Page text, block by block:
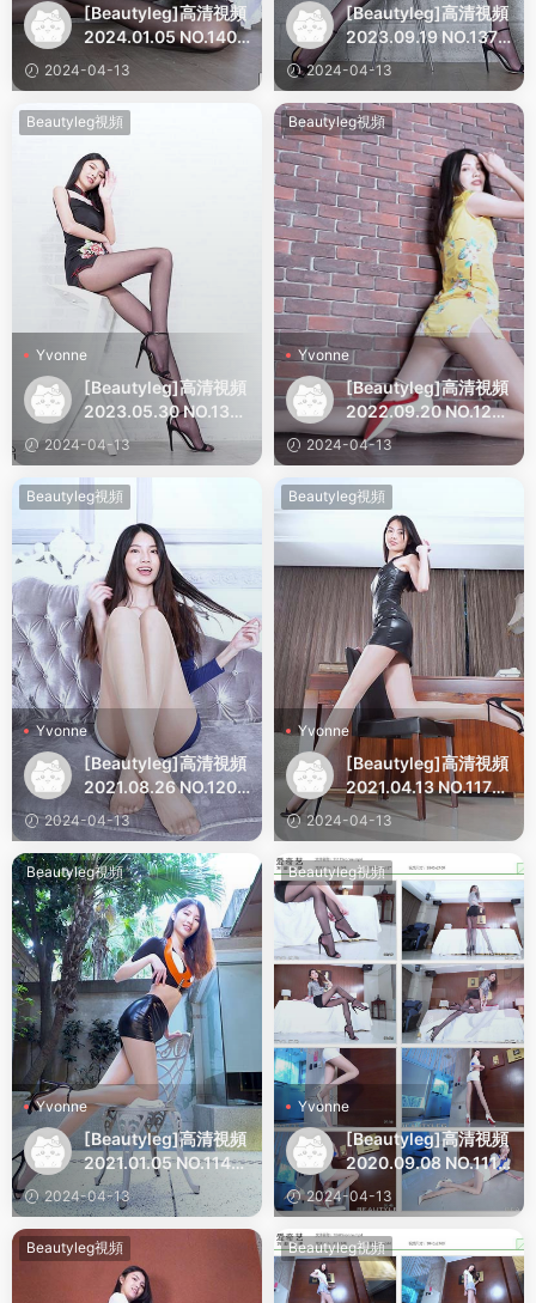
[Beautyleg]高清視頻
2024.01.05 NO.1402
Yvonne
2024-04-13
[Beautyleg]高清視頻
2023.09.19 NO.1378
Yvonne
2024-04-13
Beautyleg視頻
Yvonne
[Beautyleg]高清視頻
2023.05.30 NO.135
2 Yvonne
2024-04-13
Beautyleg視頻
Yvonne
[Beautyleg]高清視頻
2022.09.20 NO.129
5 Yvonne
2024-04-13
Beautyleg視頻
Yvonne
[Beautyleg]高清視頻
2021.08.26 NO.1209
Yvonne
2024-04-13
Beautyleg視頻
Yvonne
[Beautyleg]高清視頻
2021.04.13 NO.1179
Yvonne
2024-04-13
Beautyleg視頻
Yvonne
[Beautyleg]高清視頻
2021.01.05 NO.1148
Yvonne
2024-04-13
Beautyleg視頻
Yvonne
[Beautyleg]高清視頻
2020.09.08 NO.1111
Yvonne
2024-04-13
Beautyleg視頻 Beautyleg視頻